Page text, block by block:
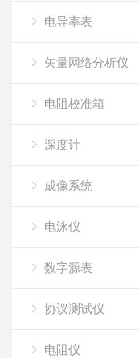
电导率表
矢量网络分析仪
电阻校准箱
深度计
成像系统
电泳仪
数字源表
协议测试仪
电阻仪